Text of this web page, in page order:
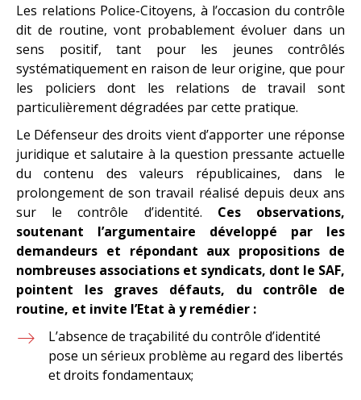
Les relations Police-Citoyens, à l’occasion du contrôle
dit de routine, vont probablement évoluer dans un
sens positif, tant pour les jeunes contrôlés
systématiquement en raison de leur origine, que pour
les policiers dont les relations de travail sont
particulièrement dégradées par cette pratique.
Le Défenseur des droits vient d’apporter une réponse
juridique et salutaire à la question pressante actuelle
du contenu des valeurs républicaines, dans le
prolongement de son travail réalisé depuis deux ans
sur le contrôle d’identité. Ces observations,
soutenant l’argumentaire développé par les
demandeurs et répondant aux propositions de
nombreuses associations et syndicats, dont le SAF,
pointent les graves défauts, du contrôle de
routine, et invite l’Etat à y remédier :
L’absence de traçabilité du contrôle d’identité
pose un sérieux problème au regard des libertés
et droits fondamentaux;